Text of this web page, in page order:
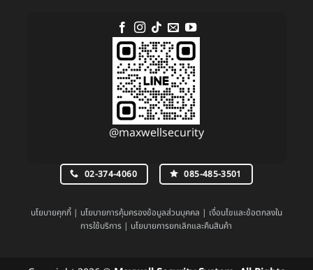
@maxwellsecurity
02-374-4060 085-485-3501
นโยบายคุกกี้| นโยบายการคุ้มครองข้อมูลส่วนบุคคล | เงื่อนไขและข้อตกลงใน
การใช้บริการ | นโยบายการยกเลิกและคืนสินค้า